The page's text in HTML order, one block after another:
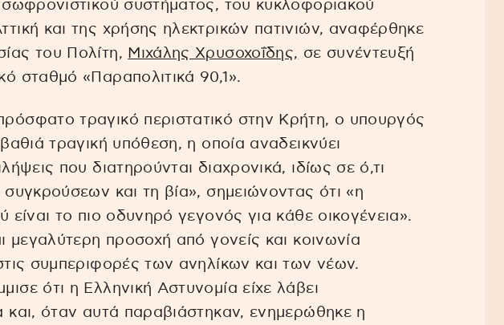
συστήματος, του κυκλοφοριακού
και της χρήσης ηλεκτρικών πατινιών, αναφέρθηκε
του Πολίτη, Μιχάλης Χρυσοχοΐδης, σε συνέντευξή
σταθμό «Παραπολιτικά 90,1».
τραγικό περιστατικό στην Κρήτη, ο υπουργός
τραγική υπόθεση, η οποία αναδεικνύει
που διατηρούνται διαχρονικά, ιδίως σε ό,τι
συγκρούσεων και τη βία», σημειώνοντας ότι «η
είναι το πιο οδυνηρό γεγονός για κάθε οικογένεια».
μεγαλύτερη προσοχή από γονείς και κοινωνία
συμπεριφορές των ανηλίκων και των νέων.
ότι η Ελληνική Αστυνομία είχε λάβει
και, όταν αυτά παραβιάστηκαν, ενημερώθηκε η